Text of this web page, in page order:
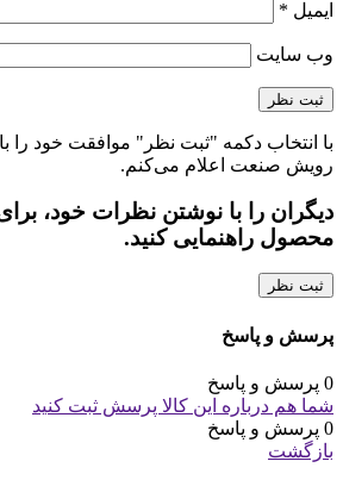
ایمیل *
وب‌ سایت
با انتخاب دکمه "ثبت نظر" موافقت خود را با
رویش صنعت اعلام می‌کنم.
دیگران را با نوشتن نظرات خود،
محصول راهنمایی کنید.
ثبت نظر
پرسش و پاسخ
0 پرسش و پاسخ
شما هم درباره این کالا پرسش ثبت کنید
0 پرسش و پاسخ
بازگشت